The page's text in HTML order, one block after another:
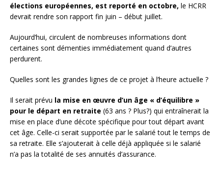
élections européennes, est reporté en octobre, le HCRR
devrait rendre son rapport fin juin – début juillet.
Aujourd’hui, circulent de nombreuses informations dont
certaines sont démenties immédiatement quand d’autres
perdurent.
Quelles sont les grandes lignes de ce projet à l’heure actuelle ?
Il serait prévu la mise en œuvre d’un âge « d’équilibre »
pour le départ en retraite (63 ans ? Plus?) qui entraînerait la
mise en place d’une décote spécifique pour tout départ avant
cet âge. Celle-ci serait supportée par le salarié tout le temps de
sa retraite. Elle s’ajouterait à celle déjà appliquée si le salarié
n’a pas la totalité de ses annuités d’assurance.